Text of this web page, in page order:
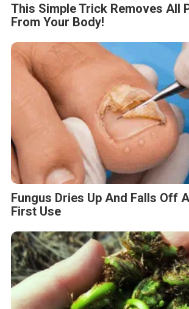
This Simple Trick Removes All
From Your Body!
Fungus Dries Up And Falls Off
First Use